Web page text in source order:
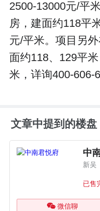
2500-13000元/平
房，建面约118平
元/平米。项目另
面约118、129平
米，详询400-606-
文章中提到的楼盘
中
新吴
已售
微信聊